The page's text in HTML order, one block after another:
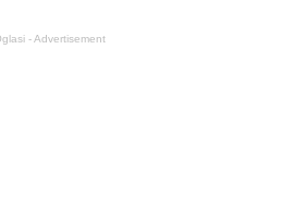
- Advertisement